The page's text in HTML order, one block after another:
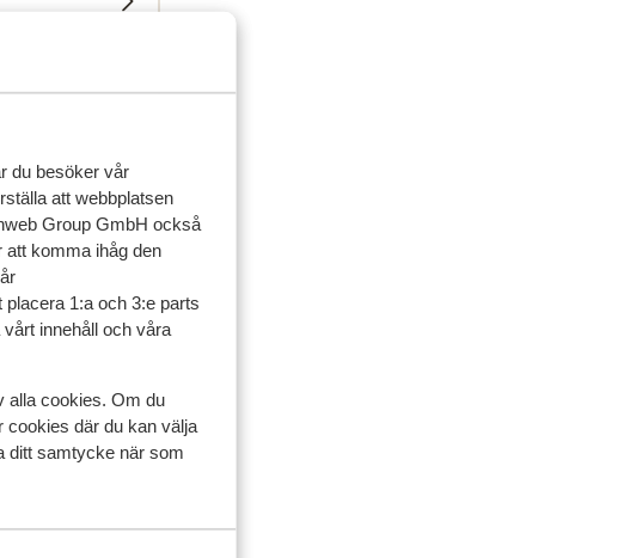
du besöker vår
att webbplatsen
Group GmbH också
att komma ihåg den
1:a och 3:e parts
innehåll och våra
alla cookies. Om du
cookies där du kan välja
ditt samtycke när som